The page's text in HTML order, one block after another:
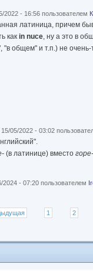
2022 - 16:56 пользователем
латиница, причем
как in nuce , ну а это в
общем" и т.п.) не очень-
05/2022 - 03:02
(в латинице) вместо горе-
2024 - 07:20 пользователем
1 2